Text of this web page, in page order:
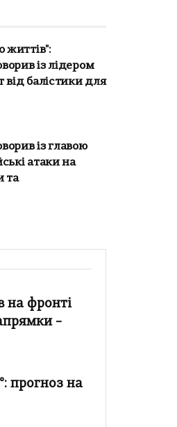
життів":
із лідером
від балістики для
із главою
атаки на
та
на фронті
–
прогноз на